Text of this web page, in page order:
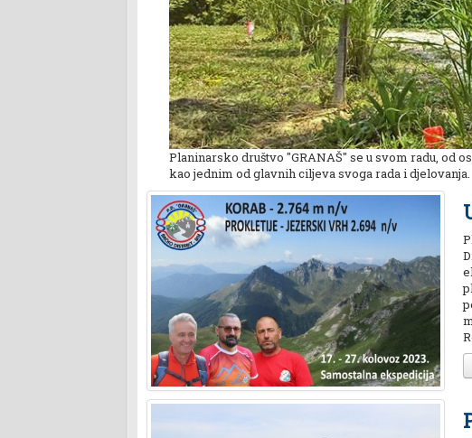
Planinarsko društvo ''GRANAŠ'' se u svom radu, od
kao jednim od glavnih ciljeva svoga rada i djelovanja.